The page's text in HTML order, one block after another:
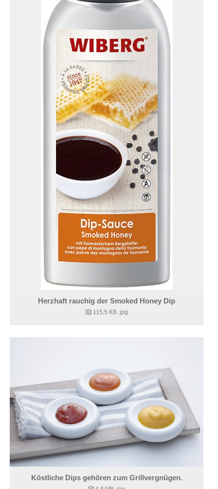
Herzhaft rauchig der Smoked Honey Dip
115,5 KB .jpg
Köstliche Dips gehören zum Grillvergnügen.